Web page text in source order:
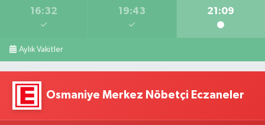
16:32 19:43 21:09
Aylık Vakitler
Osmaniye Merkez Nöbetçi Eczaneler